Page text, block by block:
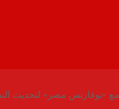
«نوفارتس مصر» لتحديث